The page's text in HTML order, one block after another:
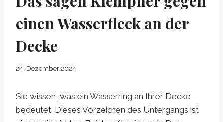
einen Wasserfleck an der
Decke
24. Dezember 2024
Sie wissen, was ein Wasserring an Ihrer Decke
bedeutet. Dieses Vorzeichen des Untergangs ist